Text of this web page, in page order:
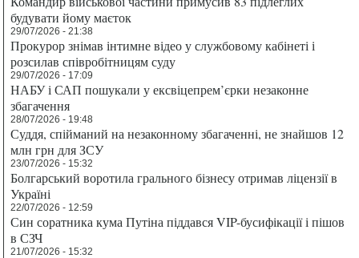
будувати йому маєток
29/07/2026 - 21:38
Прокурор знімав інтимне відео у службовому кабінеті і
розсилав співробітницям суду
29/07/2026 - 17:09
НАБУ і САП пошукали у ексвіцепрем’єрки незаконне
збагачення
28/07/2026 - 19:48
Суддя, спійманий на незаконному збагаченні, не знайшов 12
млн грн для ЗСУ
23/07/2026 - 15:32
Болгарський воротила грального бізнесу отримав ліцензії в
Україні
22/07/2026 - 12:59
Син соратника кума Путіна піддався VIP-бусифікації і пішов
в СЗЧ
21/07/2026 - 15:32